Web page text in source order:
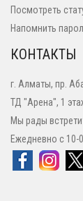
Посмотреть
Напомнить
КОНТАКТЫ
г. Алматы, пр.
ТД "Арена", 1
Мы рады
Ежедневно с 10-